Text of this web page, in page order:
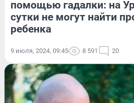
помощью гадалки: на
сутки не могут найти
ребенка
9 июля, 2024, 09:45 8 591 20